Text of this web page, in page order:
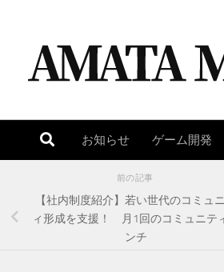
お知らせ ゲーム開発
前の記事
【社内制度紹介】若い世代のコミュ
ィ形成を支援！ 月1回のコミュニテ
ンチ